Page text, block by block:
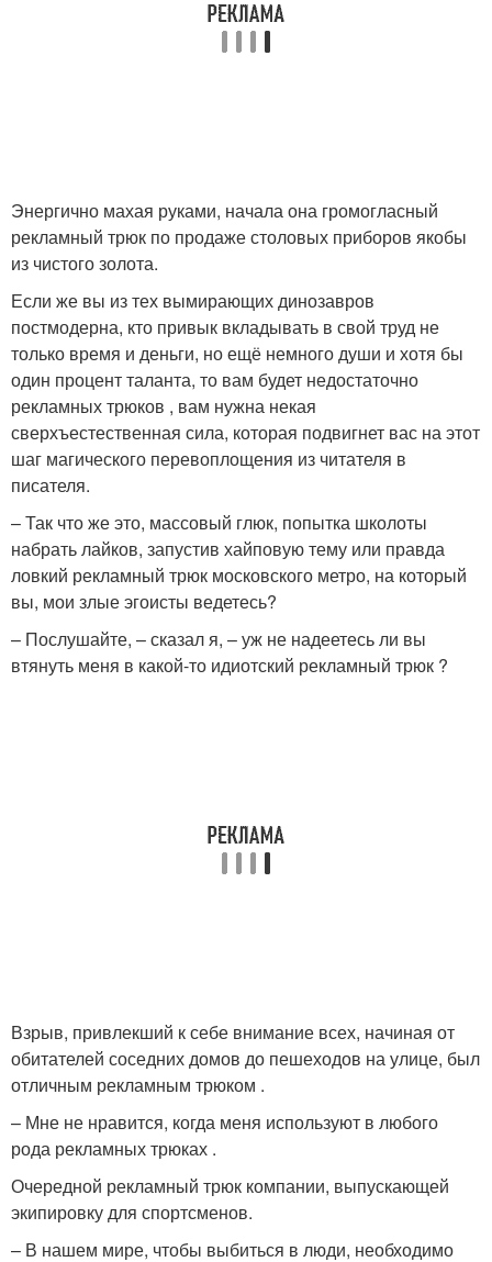
Энергично махая руками, начала она громогласный
рекламный трюк по продаже столовых приборов якобы
из чистого золота.
Если же вы из тех вымирающих динозавров
постмодерна, кто привык вкладывать в свой труд не
только время и деньги, но ещё немного души и хотя бы
один процент таланта, то вам будет недостаточно
рекламных трюков , вам нужна некая
сверхъестественная сила, которая подвигнет вас на этот
шаг магического перевоплощения из читателя в
писателя.
– Так что же это, массовый глюк, попытка школоты
набрать лайков, запустив хайповую тему или правда
ловкий рекламный трюк московского метро, на который
вы, мои злые эгоисты ведетесь?
– Послушайте, – сказал я, – уж не надеетесь ли вы
втянуть меня в какой-то идиотский рекламный трюк ?
Взрыв, привлекший к себе внимание всех, начиная от
обитателей соседних домов до пешеходов на улице, был
отличным рекламным трюком .
– Мне не нравится, когда меня используют в любого
рода рекламных трюках .
Очередной рекламный трюк компании, выпускающей
экипировку для спортсменов.
– В нашем мире, чтобы выбиться в люди, необходимо